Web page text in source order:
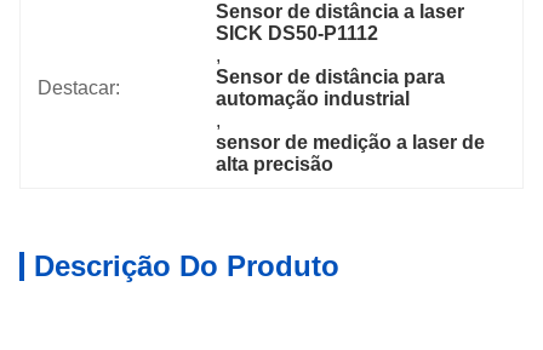
Destacar:
Sensor de distância a laser
SICK DS50-P1112
,
Sensor de distância para
automação industrial
,
sensor de medição a laser de
alta precisão
Descrição Do Produto